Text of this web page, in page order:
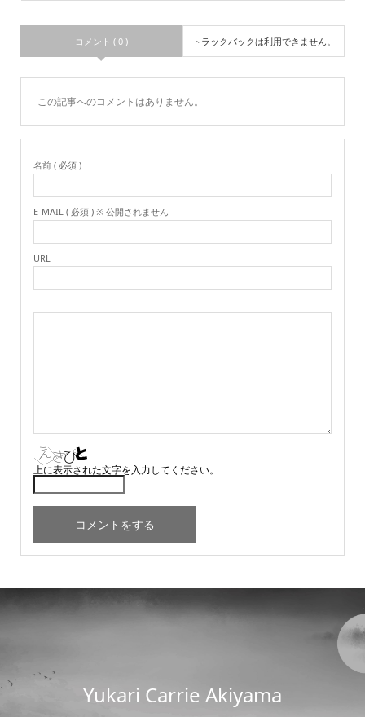
コメント ( 0 ) トラックバックは利用できません。
この記事へのコメントはありません。
名前 ( 必須 )
E-MAIL ( 必須 ) ※ 公開されません
URL
上に表示された文字を入力してください。
Yukari Carrie Akiyama